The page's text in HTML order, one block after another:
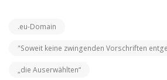
.eu-Domain
"Soweit keine zwingenden Vorschriften
„die Auserwählten“